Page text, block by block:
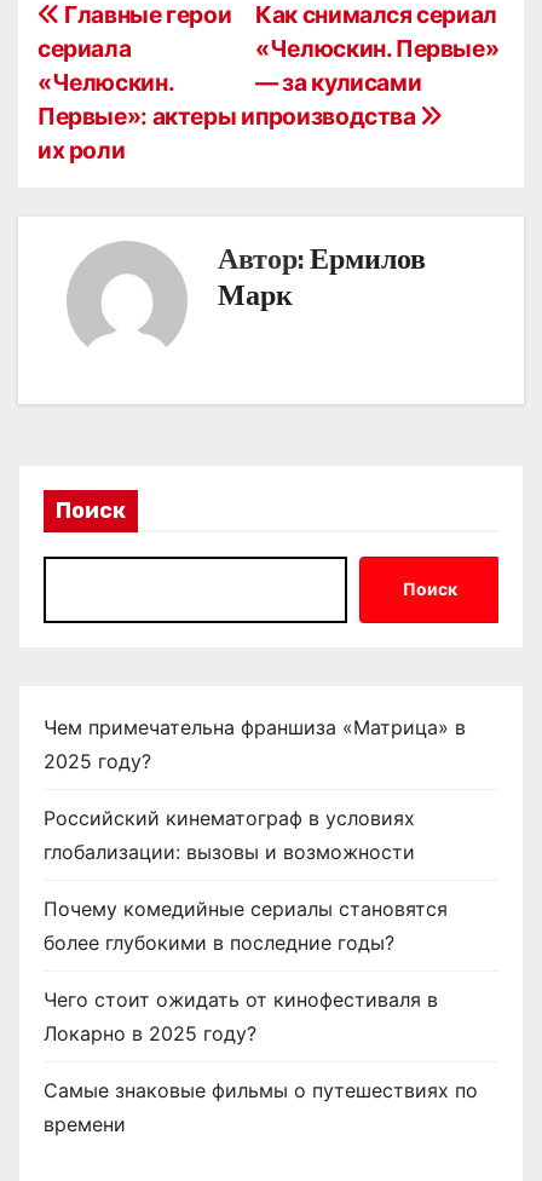
Н
а
в
и
я
о
з
с
м
Как снимался сериал
«Челюскин. Первые»
— за кулисами
производства
Главные герои
сериала
«Челюскин.
Первые»: актеры и
их роли
Автор:Ермилов
Марк
Поиск
Поиск
Чем примечательна франшиза «Матрица» в
2025 году?
Российский кинематограф в условиях
глобализации: вызовы и возможности
Почему комедийные сериалы становятся
более глубокими в последние годы?
Чего стоит ожидать от кинофестиваля в
Локарно в 2025 году?
Самые знаковые фильмы о путешествиях по
времени